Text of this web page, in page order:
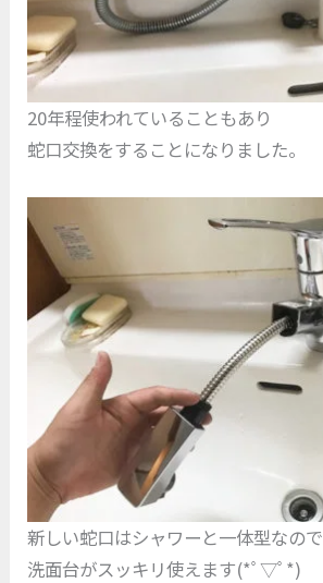
20年程使われていることもあり
蛇口交換をすることになりました。
新しい蛇口はシャワーと一体型なので
洗面台がスッキリ使えます(*ﾟ▽ﾟ*)